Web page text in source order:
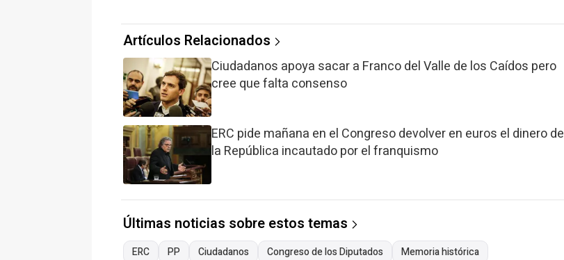
Artículos Relacionados
Ciudadanos apoya sacar a Franco del Valle de los Caídos pero
cree que falta consenso
ERC pide mañana en el Congreso devolver en euros el dinero de
la República incautado por el franquismo
Últimas noticias sobre estos temas
ERC PP Ciudadanos Congreso de los Diputados Memoria histórica